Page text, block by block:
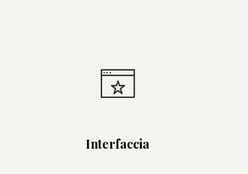
Interfaccia